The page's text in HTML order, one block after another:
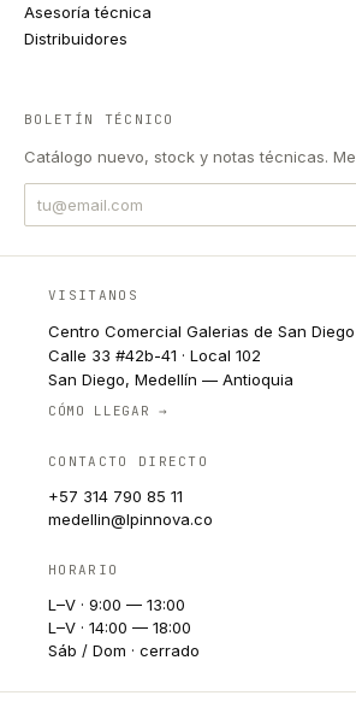
Asesoría técnica
Distribuidores
BOLETÍN TÉCNICO
Catálogo nuevo, stock y notas técnicas.
VISITANOS
Centro Comercial Galerias de San Diego
Calle 33 #42b-41 · Local 102
San Diego, Medellín — Antioquia
CÓMO LLEGAR →
CONTACTO DIRECTO
+57 314 790 85 11
medellin@lpinnova.co
HORARIO
L–V · 9:00 — 13:00
L–V · 14:00 — 18:00
Sáb / Dom · cerrado